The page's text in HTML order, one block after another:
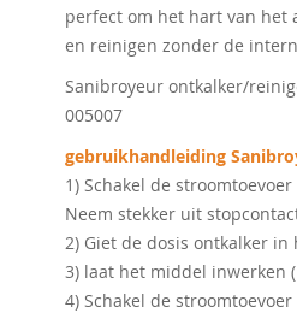
perfect om het hart van het
en reinigen zonder de
Sanibroyeur ontkalker/
005007
gebruikhandleiding
1) Schakel de
Neem stekker uit
2) Giet de dosis ontkalker in
3) laat het middel inwerken
4) Schakel de